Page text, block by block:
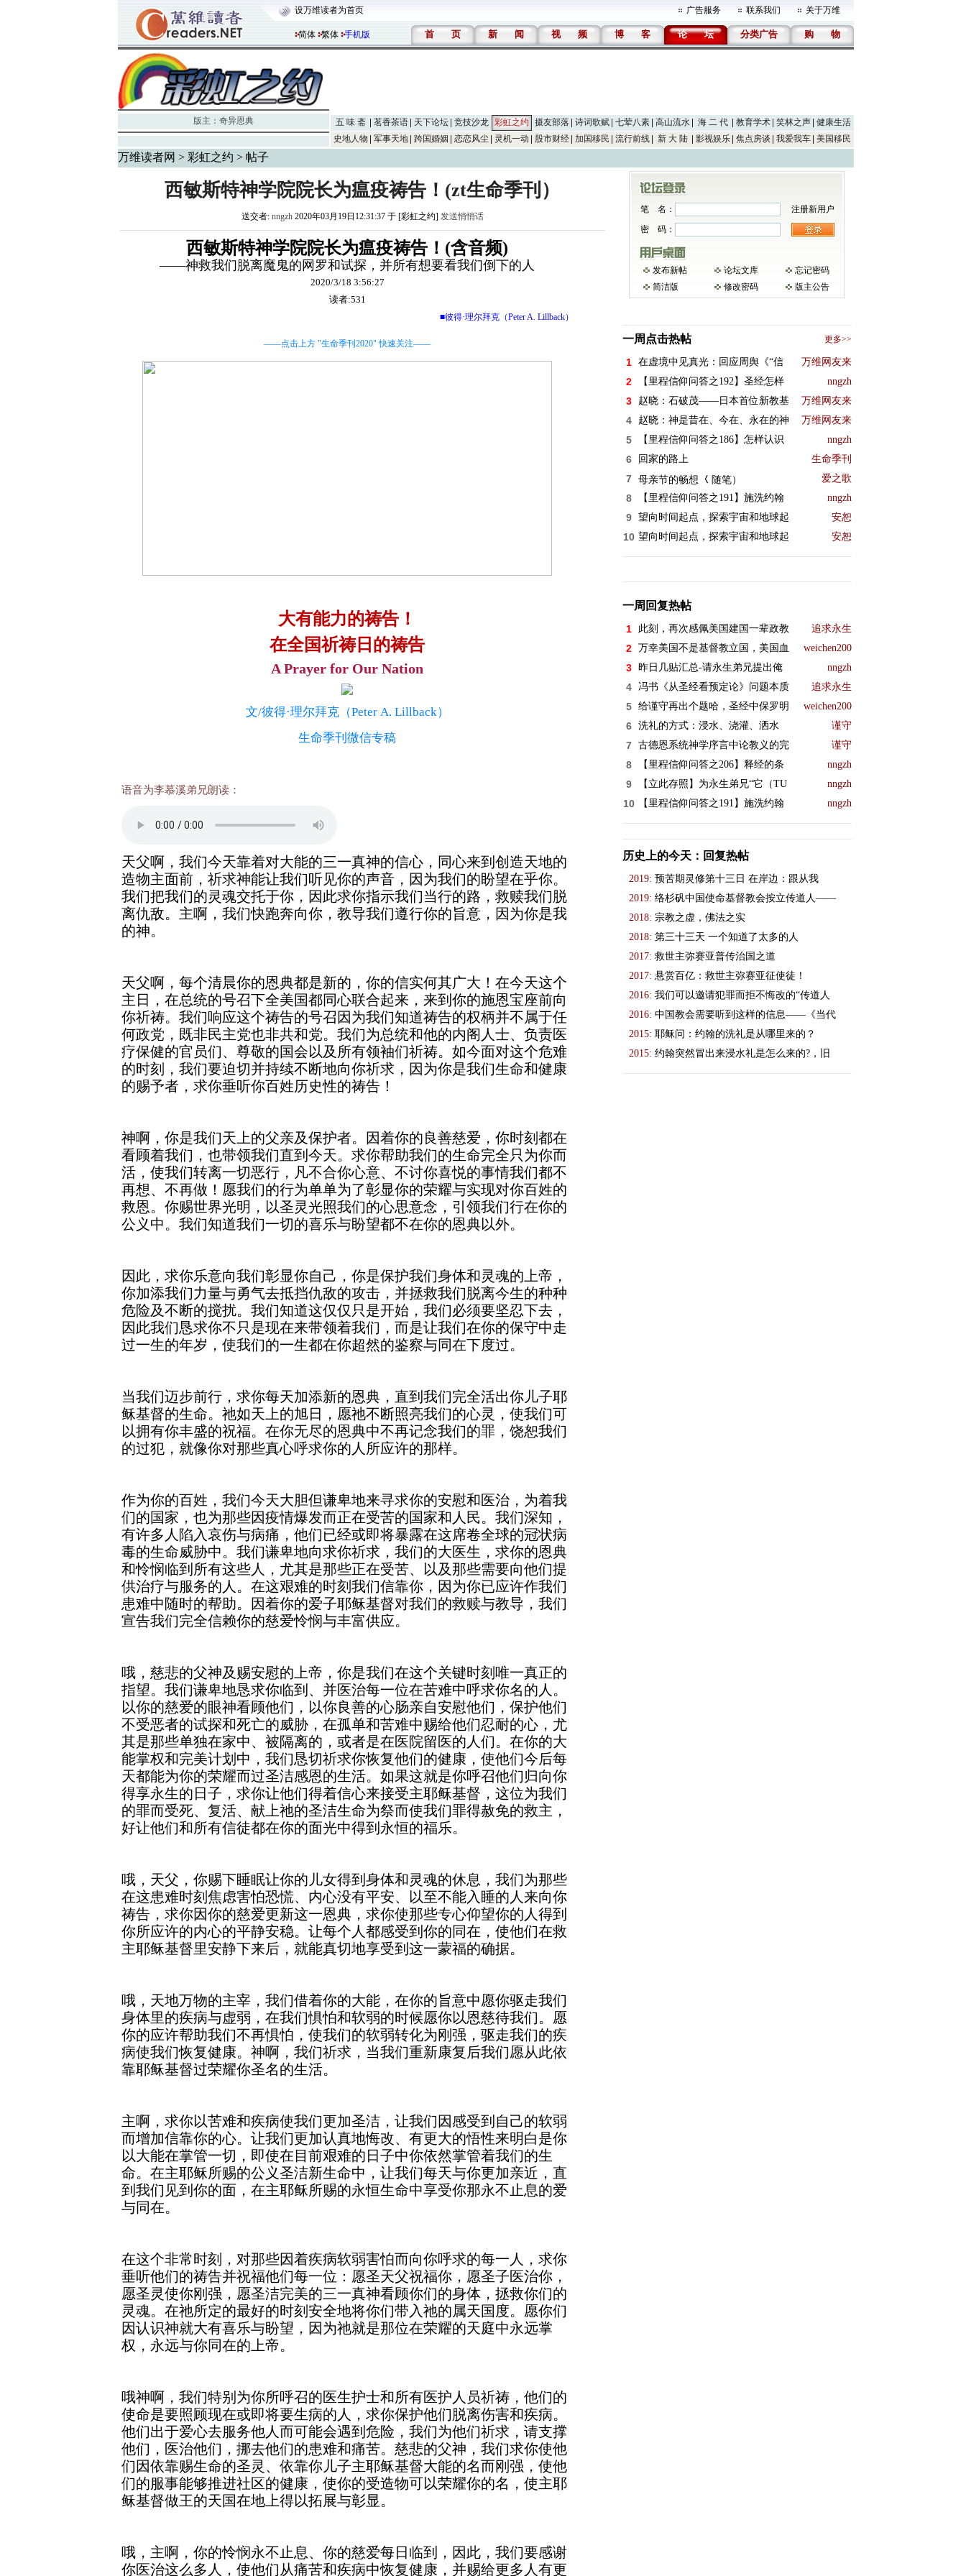
设万维读者为首页 广告服务 联系我们 关于万维
简体 繁体 手机版 首 页 新 闻 视 频 博 客 论 坛 分类广告 购 物
版主： 奇异恩典 五 味 斋 茗香茶语 天下论坛 竞技沙龙 彩虹之约 摄友部落 诗词歌赋 七荤八素 高山流水 海 二 代 教育学术 笑林之声
健康生活
史地人物
军事天地 跨国婚姻 恋恋风尘 灵机一动 股市财经 加国移民 流行前线 新 大 陆 影视娱乐 焦点房谈 我爱我车 美国移民
万维读者网 > 彩虹之约 > 帖子
西敏斯特神学院院长为瘟疫祷告！(zt生命季刊）
送交者: nngzh2020年03月19日12:31:37 于 [彩虹之约] 发送悄悄话
西敏斯特神学院院长为瘟疫祷告！(含音频)
——神救我们脱离魔鬼的网罗和试探，并所有想要看我们倒下的人
2020/3/18 3:56:27
读者:531
■彼得·理尔拜克（Peter A. Lillback）
——点击上方 "生命季刊2020" 快速关注——
大有能力的祷告！
在全国祈祷日的祷告
A Prayer for Our Nation
文/彼得·理尔拜克（Peter A. Lillback）
生命季刊微信专稿
语音为李慕溪弟兄朗读：
天父啊，我们今天靠着对大能的三一真神的信心，同心来到创造天地的
造物主面前，祈求神能让我们听见你的声音，因为我们的盼望在乎你。
我们把我们的灵魂交托于你，因此求你指示我们当行的路，救赎我们脱
离仇敌。 主啊，我们快跑奔向你，教导我们遵行你的旨意，因为你是我
的神。
天父啊，每个清晨你的恩典都是新的，你的信实何其广大！在今天这个
主日，在总统的号召下全美国都同心联合起来，来到你的施恩宝座前向
你祈祷。我们响应这个祷告的号召因为我们知道祷告的权柄并不属于任
何政党，既非民主党也非共和党。我们为总统和他的内阁人士、负责医
疗保健的官员们、尊敬的国会以及所有领袖们祈祷。如今面对这个危难
的时刻，我们要迫切并持续不断地向你祈求，因为你是我们生命和健康
的赐予者，求你垂听你百姓历史性的祷告！
神啊，你是我们天上的父亲及保护者。因着你的良善慈爱，你时刻都在
看顾着我们，也带领我们直到今天。求你帮助我们的生命完全只为你而
活，使我们转离一切恶行，凡不合你心意、不讨你喜悦的事情我们都不
再想、不再做！愿我们的行为单单为了彰显你的荣耀与实现对你百姓的
救恩。你赐世界光明，以圣灵光照我们的心思意念，引领我们行在你的
公义中。我们知道我们一切的喜乐与盼望都不在你的恩典以外。
因此，求你乐意向我们彰显你自己，你是保护我们身体和灵魂的上帝，
你加添我们力量与勇气去抵挡仇敌的攻击，并拯救我们脱离今生的种种
危险及不断的搅扰。我们知道这仅仅只是开始，我们必须要坚忍下去，
因此我们恳求你不只是现在来带领着我们，而是让我们在你的保守中走
过一生的年岁，使我们的一生都在你超然的鉴察与同在下度过。
当我们迈步前行，求你每天加添新的恩典，直到我们完全活出你儿子耶
稣基督的生命。祂如天上的旭日，愿祂不断照亮我们的心灵，使我们可
以拥有你丰盛的祝福。在你无尽的恩典中不再记念我们的罪，饶恕我们
的过犯，就像你对那些真心呼求你的人所应许的那样。
作为你的百姓，我们今天大胆但谦卑地来寻求你的安慰和医治，为着我
们的国家，也为那些因疫情爆发而正在受苦的国家和人民。我们深知，
有许多人陷入哀伤与病痛，他们已经或即将暴露在这席卷全球的冠状病
毒的生命威胁中。我们谦卑地向求你祈求，我们的大医生，求你的恩典
和怜悯临到所有这些人，尤其是那些正在受苦、以及那些需要向他们提
供治疗与服务的人。在这艰难的时刻我们信靠你，因为你已应许作我们
患难中随时的帮助。因着你的爱子耶稣基督对我们的救赎与教导，我们
宣告我们完全信赖你的慈爱怜悯与丰富供应。
哦，慈悲的父神及赐安慰的上帝，你是我们在这个关键时刻唯一真正的
指望。我们谦卑地恳求你临到、并医治每一位在苦难中呼求你名的人。
以你的慈爱的眼神看顾他们，以你良善的心肠亲自安慰他们，保护他们
不受恶者的试探和死亡的威胁，在孤单和苦难中赐给他们忍耐的心，尤
其是那些单独在家中、被隔离的，或者是在医院留医的人们。在你的大
能掌权和完美计划中，我们恳切祈求你恢复他们的健康，使他们今后每
天都能为你的荣耀而过圣洁感恩的生活。如果这就是你呼召他们归向你
得享永生的日子，求你让他们得着信心来接受主耶稣基督，这位为我们
的罪而受死、复活、献上祂的圣洁生命为祭而使我们罪得赦免的救主，
好让他们和所有信徒都在你的面光中得到永恒的福乐。
哦，天父，你赐下睡眠让你的儿女得到身体和灵魂的休息，我们为那些
在这患难时刻焦虑害怕恐慌、内心没有平安、以至不能入睡的人来向你
祷告，求你因你的慈爱更新这一恩典，求你使那些专心仰望你的人得到
你所应许的内心的平静安稳。让每个人都感受到你的同在，使他们在救
主耶稣基督里安静下来后，就能真切地享受到这一蒙福的确据。
哦，天地万物的主宰，我们借着你的大能，在你的旨意中愿你驱走我们
身体里的疾病与虚弱，在我们惧怕和软弱的时候愿你以恩慈待我们。愿
你的应许帮助我们不再惧怕，使我们的软弱转化为刚强，驱走我们的疾
病使我们恢复健康。神啊，我们祈求，当我们重新康复后我们愿从此依
靠耶稣基督过荣耀你圣名的生活。
主啊，求你以苦难和疾病使我们更加圣洁，让我们因感受到自己的软弱
而增加信靠你的心。让我们更加认真地悔改、有更大的悟性来明白是你
以大能在掌管一切，即使在目前艰难的日子中你依然掌管着我们的生
命。在主耶稣所赐的公义圣洁新生命中，让我们每天与你更加亲近，直
到我们见到你的面，在主耶稣所赐的永恒生命中享受你那永不止息的爱
与同在。
在这个非常时刻，对那些因着疾病软弱害怕而向你呼求的每一人，求你
垂听他们的祷告并祝福他们每一位：愿圣天父祝福你，愿圣子医治你，
愿圣灵使你刚强，愿圣洁完美的三一真神看顾你们的身体，拯救你们的
灵魂。在祂所定的最好的时刻安全地将你们带入祂的属天国度。愿你们
因认识神就大有喜乐与盼望，因为祂就是那位在荣耀的天庭中永远掌
权，永远与你同在的上帝。
哦神啊，我们特别为你所呼召的医生护士和所有医护人员祈祷，他们的
使命是要照顾现在或即将要生病的人，求你保护他们脱离伤害和疾病。
他们出于爱心去服务他人而可能会遇到危险，我们为他们祈求，请支撑
他们，医治他们，挪去他们的患难和痛苦。慈悲的父神，我们求你使他
们因依靠赐生命的圣灵、依靠你儿子主耶稣基督大能的名而刚强，使他
们的服事能够推进社区的健康，使你的受造物可以荣耀你的名，使主耶
稣基督做王的天国在地上得以拓展与彰显。
哦，主啊，你的怜悯永不止息、你的慈爱每日临到，因此，我们要感谢
你医治这么多人，使他们从痛苦和疾病中恢复健康，并赐给更多人有更
笔 名：
注册新用户
密 码：
发布新帖 论坛文库
忘记密码
简洁版
修改密码 版主公告
一周点击热帖 更多>>
1 在虚境中见真光：回应周舆《“信 万维网友来
2 【里程信仰问答之192】圣经怎样 nngzh
3 赵晓：石破茂——日本首位新教基 万维网友来
4 赵晓：神是昔在、今在、永在的神 万维网友来
5 【里程信仰问答之186】怎样认识 nngzh
6 回家的路上 生命季刊
7 母亲节的畅想 𡿨随笔） 爱之歌
8 【里程信仰问答之191】施洗约翰 nngzh
9 望向时间起点，探索宇宙和地球起 安恕
10 望向时间起点，探索宇宙和地球起 安恕
一周回复热帖
1 此刻，再次感佩美国建国一辈政教 追求永生
2 万幸美国不是基督教立国，美国血 weichen200
3 昨日几贴汇总-请永生弟兄提出俺 nngzh
4 冯书《从圣经看预定论》问题本质 追求永生
5 给谨守再出个题哈，圣经中保罗明 weichen200
6 洗礼的方式：浸水、浇灌、洒水 谨守
7 古德恩系统神学序言中论教义的完 谨守
8 【里程信仰问答之206】释经的条 nngzh
9 【立此存照】为永生弟兄“它（TU nngzh
10 【里程信仰问答之191】施洗约翰 nngzh
历史上的今天：回复热帖
2019: 预苦期灵修第十三日 在岸边：跟从我
2019: 络杉矾中国使命基督教会按立传道人——
2018: 宗教之虚，佛法之实
2018: 第三十三天 一个知道了太多的人
2017: 救世主弥赛亚普传治国之道
2017: 悬赏百亿：救世主弥赛亚征使徒！
2016: 我们可以邀请犯罪而拒不悔改的“传道人
2016: 中国教会需要听到这样的信息——《当代
2015: 耶稣问：约翰的洗礼是从哪里来的？
2015: 约翰突然冒出来浸水礼是怎么来的?，旧